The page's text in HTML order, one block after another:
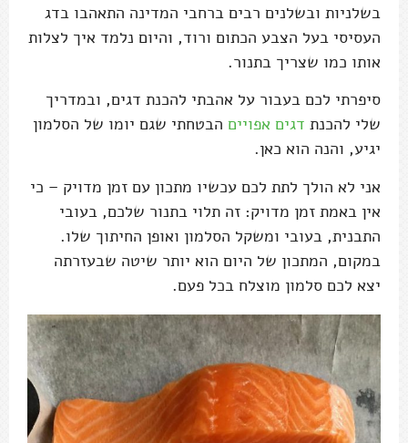
בשלניות ובשלנים רבים ברחבי המדינה התאהבו בדג
העסיסי בעל הצבע הכתום ורוד, והיום נלמד איך לצלות
אותו כמו שצריך בתנור.
סיפרתי לכם בעבור על אהבתי להכנת דגים, ובמדריך
שלי להכנת דגים אפויים הבטחתי שגם יומו של הסלמון
יגיע, והנה הוא כאן.
אני לא הולך לתת לכם עכשיו מתכון עם זמן מדויק – כי
אין באמת זמן מדויק: זה תלוי בתנור שלכם, בעובי
התבנית, בעובי ומשקל הסלמון ואופן החיתוך שלו.
במקום, המתכון של היום הוא יותר שיטה שבעזרתה
יצא לכם סלמון מוצלח בכל פעם.